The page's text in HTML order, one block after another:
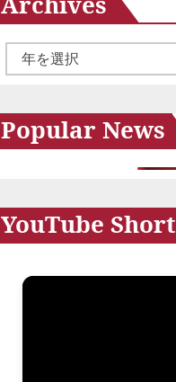
ー
イ
ブ
Popular News
YouTube Short